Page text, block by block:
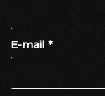
E-mail *